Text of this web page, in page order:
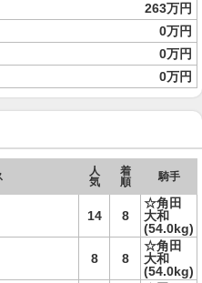
263万円
0万円
0万円
0万円
人
気
着
順
騎手
14 8
☆角田
大和
(54.0kg)
8 8
☆角田
大和
(54.0kg)